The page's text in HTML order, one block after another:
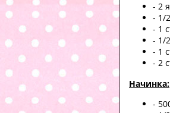
- 2
- 1/
- 1
- 1/
- 1
- 2
Начинка:
-